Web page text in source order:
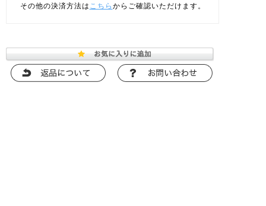
その他の決済方法は こちら からご確認いただけます。